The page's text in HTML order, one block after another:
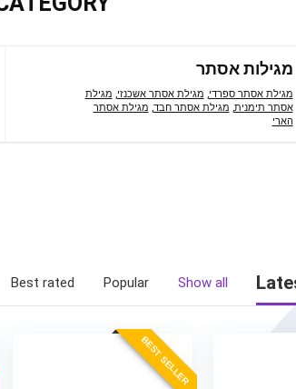
מגילות אסתר
מגילת אסתר ספרדי, מגילת אסתר אשכנזי, מגילת
אסתר תימנית, מגילת אסתר חבד, מגילת אסתר
הארי
Show all
Popular
Best rated
BEST SELLER